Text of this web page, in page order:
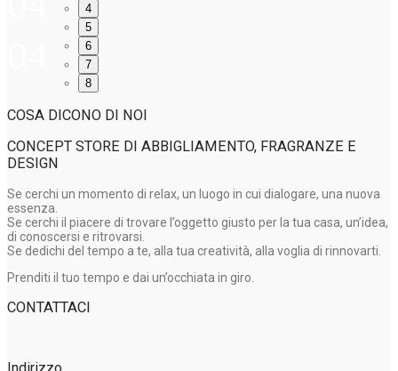
4
5
6
7
8
COSA DICONO DI NOI
CONCEPT STORE DI ABBIGLIAMENTO, FRAGRANZE E
DESIGN
Se cerchi un momento di relax, un luogo in cui dialogare, una nuova
essenza.
Se cerchi il piacere di trovare l’oggetto giusto per la tua casa, un’idea,
di conoscersi e ritrovarsi.
Se dedichi del tempo a te, alla tua creatività, alla voglia di rinnovarti.
Prenditi il tuo tempo e dai un’occhiata in giro.
CONTATTACI